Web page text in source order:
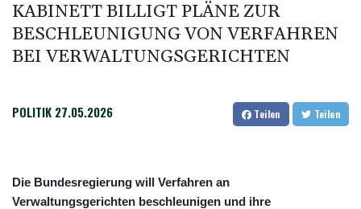
KABINETT BILLIGT PLÄNE ZUR
BESCHLEUNIGUNG VON VERFAHREN
BEI VERWALTUNGSGERICHTEN
POLITIK 27.05.2026 Teilen Teilen
Die Bundesregierung will Verfahren an
Verwaltungsgerichten beschleunigen und ihre